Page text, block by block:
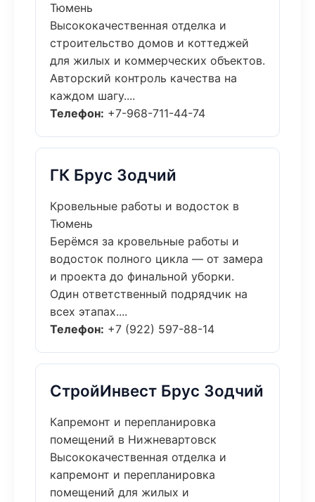
Тюмень
Высококачественная отделка и
строительство домов и коттеджей
для жилых и коммерческих объектов.
Авторский контроль качества на
каждом шагу....
Телефон: +7-968-711-44-74
ГК Брус Зодчий
Кровельные работы и водосток в
Тюмень
Берёмся за кровельные работы и
водосток полного цикла — от замера
и проекта до финальной уборки.
Один ответственный подрядчик на
всех этапах....
Телефон: +7 (922) 597-88-14
СтройИнвест Брус Зодчий
Капремонт и перепланировка
помещений в Нижневартовск
Высококачественная отделка и
капремонт и перепланировка
помещений для жилых и